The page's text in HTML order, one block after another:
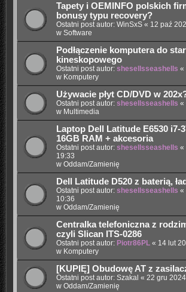
Tapety i OEMINFO polskich
bonusy typu recovery?
Ostatni post autor: WinSxS« 12 paź
w Software
Podłączenie komputera do
kineskopowego
Ostatni post autor: shesellsseashells «
w Komputery
Używacie płyt CD/DVD w
Ostatni post autor: shesellsseashells «
w Multimedia
Laptop Dell Latitude E6530 i7-
16GB RAM + akcesoria
Ostatni post autor: shesellsseashells «
19:33
w Oddam/Zamienię
Dell Latitude D520 z baterią,
Ostatni post autor: shesellsseashells «
10:36
w Oddam/Zamienię
Centralka telefoniczna z
czyli Slican ITS-0286
Ostatni post autor: Piotr86PL« 14 lut
w Komputery
[KUPIĘ] Obudowę AT z
Ostatni post autor: Szakal « 22 gru
w Oddam/Zamienię